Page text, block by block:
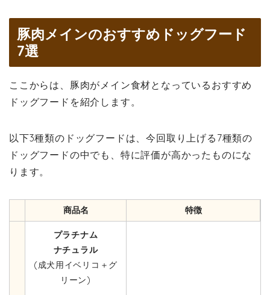
豚肉メインのおすすめドッグフード
7選
ここからは、豚肉がメイン食材となっているおすすめ
ドッグフードを紹介します。
以下3種類のドッグフードは、今回取り上げる7種類の
ドッグフードの中でも、特に評価が高かったものにな
ります。
商品名 特徴
プラチナム
ナチュラル
(成犬用イベリコ＋グ
リーン)